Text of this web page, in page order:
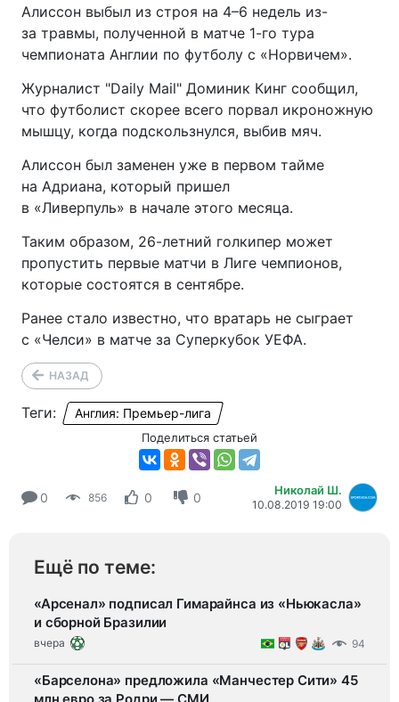
Алиссон выбыл из строя на 4–6 недель из-
за травмы, полученной в матче 1-го тура
чемпионата Англии по футболу с «Норвичем».
Журналист "Daily Mail" Доминик Кинг сообщил,
что футболист скорее всего порвал икроножную
мышцу, когда подскользнулся, выбив мяч.
Алиссон был заменен уже в первом тайме
на Адриана, который пришел
в «Ливерпуль» в начале этого месяца.
Таким образом, 26-летний голкипер может
пропустить первые матчи в Лиге чемпионов,
которые состоятся в сентябре.
Ранее стало известно, что вратарь не сыграет
с «Челси» в матче за Суперкубок УЕФА.
НАЗАД
Теги: Англия: Премьер-лига
Поделиться статьей
0 856 0 0 Николай Ш.
10.08.2019 19:00
Ещё по теме:
«Арсенал» подписал Гимарайнса из «Ньюкасла»
и сборной Бразилии
вчера 94
«Барселона» предложила «Манчестер Сити» 45
млн евро за Родри — СМИ